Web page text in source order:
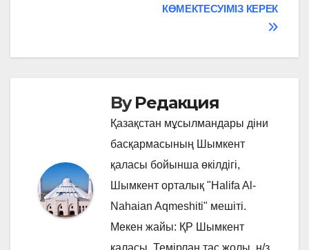
КӨМЕКТЕСУІМІЗ КЕРЕК
ByРедакция
Қазақстан мұсылмандары діни
басқармасының Шымкент
қаласы бойынша өкілдігі,
Шымкент орталық "Halifa Al-
Nahaian Aqmeshiti" мешіті.
Мекен жайы: ҚР Шымкент
қаласы, Темірлан тас жолы, н/з